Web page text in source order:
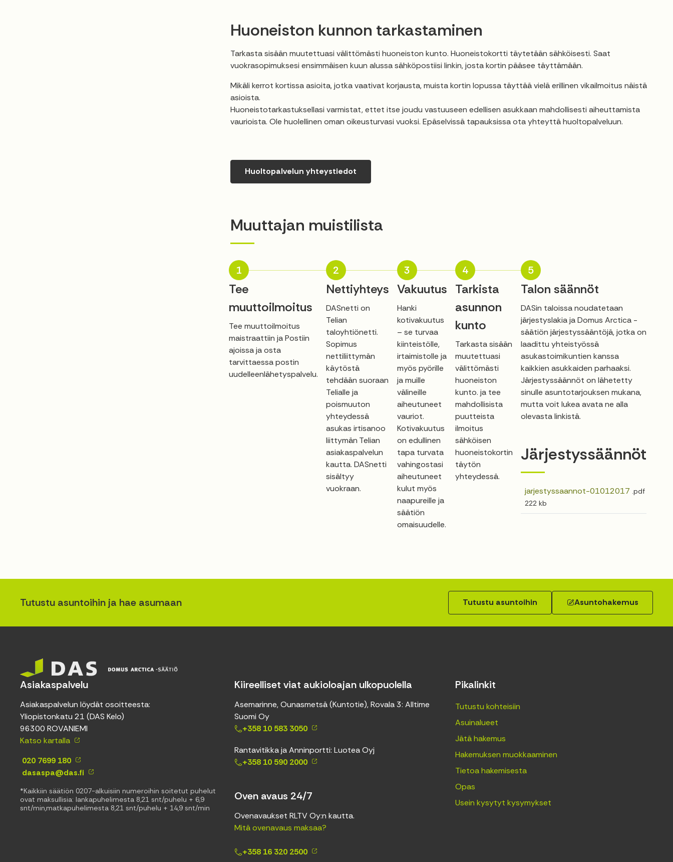
Huoneiston kunnon tarkastaminen
Tarkasta sisään muutettuasi välittömästi huoneiston kunto. Huoneistokortti täytetään sähköisesti. Saat
vuokrasopimuksesi ensimmäisen kuun alussa sähköpostiisi linkin, josta kortin pääsee täyttämään.
Mikäli kerrot kortissa asioita, jotka vaativat korjausta, muista kortin lopussa täyttää vielä erillinen vikailmoitus näistä
asioista.
Huoneistotarkastuksellasi varmistat, ettet itse joudu vastuuseen edellisen asukkaan mahdollisesti aiheuttamista
vaurioista. Ole huolellinen oman oikeusturvasi vuoksi. Epäselvissä tapauksissa ota yhteyttä huoltopalveluun.
Huoltopalvelun yhteystiedot
Muuttajan muistilista
1
Tee
muuttoilmoitus
Tee muuttoilmoitus
maistraattiin ja Postiin
ajoissa ja osta
tarvittaessa postin
uudelleenlähetyspalvelu.
2
Nettiyhteys
DASnetti on
Telian
taloyhtiönetti.
Sopimus
nettiliittymän
käytöstä
tehdään suoraan
Telialle ja
poismuuton
yhteydessä
asukas irtisanoo
liittymän Telian
asiakaspalvelun
kautta. DASnetti
sisältyy
vuokraan.
3
Vakuutus
Hanki
kotivakuutus
– se turvaa
kiinteistölle,
irtaimistolle ja
myös pyörille
ja muille
välineille
aiheutuneet
vauriot.
Kotivakuutus
on edullinen
tapa turvata
vahingostasi
aiheutuneet
kulut myös
naapureille ja
säätiön
omaisuudelle.
4
Tarkista
asunnon
kunto
Tarkasta sisään
muutettuasi
välittömästi
huoneiston
kunto. ja tee
mahdollisista
puutteista
ilmoitus
sähköisen
huoneistokortin
täytön
yhteydessä.
5
Talon säännöt
DASin taloissa noudatetaan
järjestyslakia ja Domus Arctica -
säätiön järjestyssääntöjä, jotka on
laadittu yhteistyössä
asukastoimikuntien kanssa
kaikkien asukkaiden parhaaksi.
Järjestyssäännöt on lähetetty
sinulle asuntotarjouksen mukana,
mutta voit lukea avata ne alla
olevasta linkistä.
Järjestyssäännöt
jarjestyssaannot-01012017 .pdf
222 kb
Tutustu asuntoihin ja hae asumaan Tutustu asuntoihin Asuntohakemus
Asiakaspalvelu
Asiakaspalvelun löydät osoitteesta:
Yliopistonkatu 21 (DAS Kelo)
96300 ROVANIEMI
Katso kartalla
020 7699 180
dasaspa@das.fi
*Kaikkiin säätiön 0207-alkuisiin numeroihin soitetut puhelut
ovat maksullisia: lankapuhelimesta 8,21 snt/puhelu + 6,9
snt/min,matkapuhelimesta 8,21 snt/puhelu + 14,9 snt/min
Kiireelliset viat aukioloajan ulkopuolella
Asemarinne, Ounasmetsä (Kuntotie), Rovala 3: Alltime
Suomi Oy
+358 10 583 3050
Rantavitikka ja Anninportti: Luotea Oyj
+358 10 590 2000
Oven avaus 24/7
Ovenavaukset RLTV Oy:n kautta.
Mitä ovenavaus maksaa?
+358 16 320 2500
Pikalinkit
Tutustu kohteisiin
Asuinalueet
Jätä hakemus
Hakemuksen muokkaaminen
Tietoa hakemisesta
Opas
Usein kysytyt kysymykset